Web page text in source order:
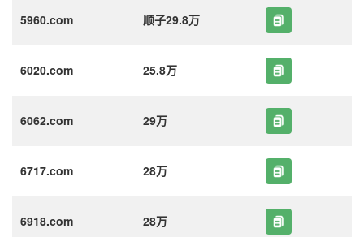
5960.com 顺子29.8万
6020.com 25.8万
6062.com 29万
6717.com 28万
6918.com 28万